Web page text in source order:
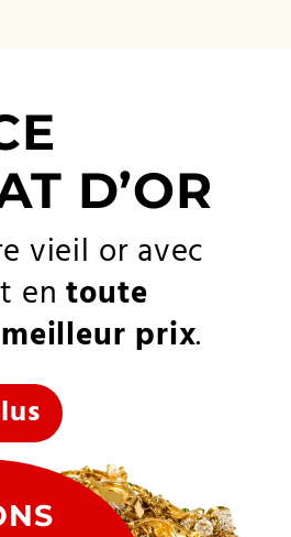
D’OR
vieil or avec
entoute
meilleur prix.